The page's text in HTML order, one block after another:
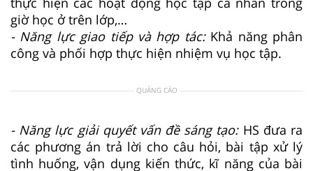
giờ học ở trên lớp,…
- Năng lực giao tiếp và hợp tác: Khả năng phân
công và phối hợp thực hiện nhiệm vụ học tập.
QUẢNG CÁO
- Năng lực giải quyết vấn đề sáng tạo: HS đưa ra
các phương án trả lời cho câu hỏi, bài tập xử lý
tình huống, vận dụng kiến thức, kĩ năng của bài